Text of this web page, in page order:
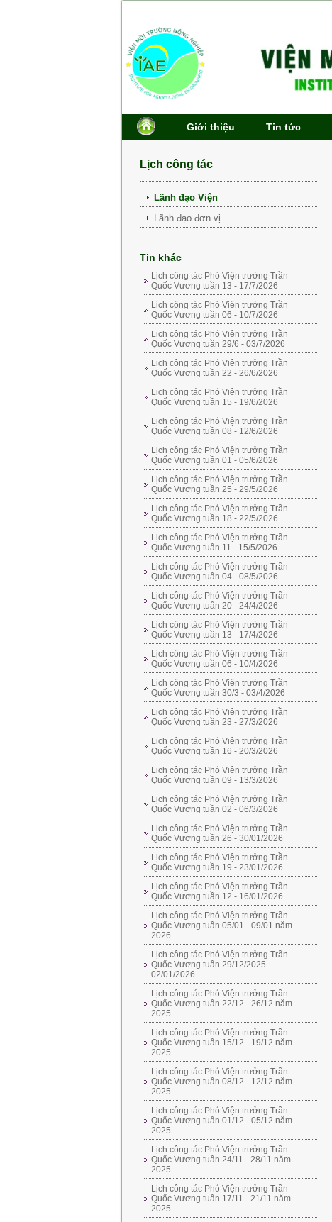
Giới thiệu Tin tức
Lịch công tác
Lãnh đạo Viện
Lãnh đạo đơn vị
Tin khác
Lịch công tác Phó Viện trưởng Trần
Quốc Vương tuần 13 - 17/7/2026
Lịch công tác Phó Viện trưởng Trần
Quốc Vương tuần 06 - 10/7/2026
Lịch công tác Phó Viện trưởng Trần
Quốc Vương tuần 29/6 - 03/7/2026
Lịch công tác Phó Viện trưởng Trần
Quốc Vương tuần 22 - 26/6/2026
Lịch công tác Phó Viện trưởng Trần
Quốc Vương tuần 15 - 19/6/2026
Lịch công tác Phó Viện trưởng Trần
Quốc Vương tuần 08 - 12/6/2026
Lịch công tác Phó Viện trưởng Trần
Quốc Vương tuần 01 - 05/6/2026
Lịch công tác Phó Viện trưởng Trần
Quốc Vương tuần 25 - 29/5/2026
Lịch công tác Phó Viện trưởng Trần
Quốc Vương tuần 18 - 22/5/2026
Lịch công tác Phó Viện trưởng Trần
Quốc Vương tuần 11 - 15/5/2026
Lịch công tác Phó Viện trưởng Trần
Quốc Vương tuần 04 - 08/5/2026
Lịch công tác Phó Viện trưởng Trần
Quốc Vương tuần 20 - 24/4/2026
Lịch công tác Phó Viện trưởng Trần
Quốc Vương tuần 13 - 17/4/2026
Lịch công tác Phó Viện trưởng Trần
Quốc Vương tuần 06 - 10/4/2026
Lịch công tác Phó Viện trưởng Trần
Quốc Vương tuần 30/3 - 03/4/2026
Lịch công tác Phó Viện trưởng Trần
Quốc Vương tuần 23 - 27/3/2026
Lịch công tác Phó Viện trưởng Trần
Quốc Vương tuần 16 - 20/3/2026
Lịch công tác Phó Viện trưởng Trần
Quốc Vương tuần 09 - 13/3/2026
Lịch công tác Phó Viện trưởng Trần
Quốc Vương tuần 02 - 06/3/2026
Lịch công tác Phó Viện trưởng Trần
Quốc Vương tuần 26 - 30/01/2026
Lịch công tác Phó Viện trưởng Trần
Quốc Vương tuần 19 - 23/01/2026
Lịch công tác Phó Viện trưởng Trần
Quốc Vương tuần 12 - 16/01/2026
Lịch công tác Phó Viện trưởng Trần
Quốc Vương tuần 05/01 - 09/01 năm
2026
Lịch công tác Phó Viện trưởng Trần
Quốc Vương tuần 29/12/2025 -
02/01/2026
Lịch công tác Phó Viện trưởng Trần
Quốc Vương tuần 22/12 - 26/12 năm
2025
Lịch công tác Phó Viện trưởng Trần
Quốc Vương tuần 15/12 - 19/12 năm
2025
Lịch công tác Phó Viện trưởng Trần
Quốc Vương tuần 08/12 - 12/12 năm
2025
Lịch công tác Phó Viện trưởng Trần
Quốc Vương tuần 01/12 - 05/12 năm
2025
Lịch công tác Phó Viện trưởng Trần
Quốc Vương tuần 24/11 - 28/11 năm
2025
Lịch công tác Phó Viện trưởng Trần
Quốc Vương tuần 17/11 - 21/11 năm
2025